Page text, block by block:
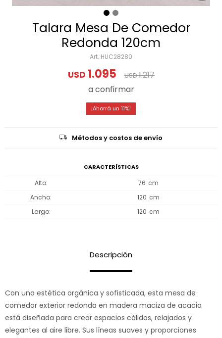
Talara Mesa De Comedor
Redonda 120cm
HUC28280
USD 1.095 USD1.217
a confirmar
11
Métodos y costos de envío
CARACTERÍSTICAS
Alto
76
Ancho
120
Largo
120
Descripción
Con una estética orgánica y sofisticada, esta mesa de
comedor exterior redonda en madera maciza de acacia
está diseñada para crear espacios cálidos, relajados y
elegantes al aire libre. Sus líneas suaves y proporciones